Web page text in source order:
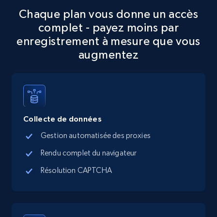
Google Maps full information
Place id, URL, Country, Name, Category,
Address, Description, Business details, and
13.3K+
Google Maps full information - discover
Place id, URL, Country, Name, Category,
Address, Description, Business details, and
Chaque plan vous donne un accès
complet - payez moins par
enregistrement à mesure que vous
augmentez
Collecte de données
Gestion automatisée des proxies
Rendu complet du navigateur
Résolution CAPTCHA